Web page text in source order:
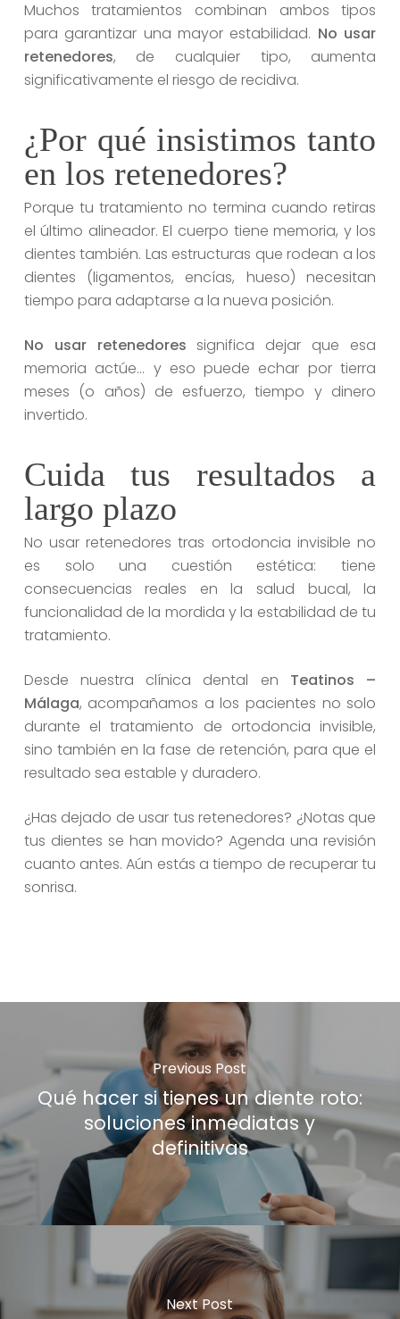
Muchos tratamientos combinan ambos tipos
para garantizar una mayor estabilidad. No usar
retenedores, de cualquier tipo, aumenta
significativamente el riesgo de recidiva.
¿Por qué insistimos tanto
en los retenedores?
Porque tu tratamiento no termina cuando retiras
el último alineador. El cuerpo tiene memoria, y los
dientes también. Las estructuras que rodean a los
dientes (ligamentos, encías, hueso) necesitan
tiempo para adaptarse a la nueva posición.
No usar retenedores significa dejar que esa
memoria actúe… y eso puede echar por tierra
meses (o años) de esfuerzo, tiempo y dinero
invertido.
Cuida tus resultados a
largo plazo
No usar retenedores tras ortodoncia invisible no
es solo una cuestión estética: tiene
consecuencias reales en la salud bucal, la
funcionalidad de la mordida y la estabilidad de tu
tratamiento.
Desde nuestra clínica dental en Teatinos –
Málaga, acompañamos a los pacientes no solo
durante el tratamiento de ortodoncia invisible,
sino también en la fase de retención, para que el
resultado sea estable y duradero.
¿Has dejado de usar tus retenedores? ¿Notas que
tus dientes se han movido? Agenda una revisión
cuanto antes. Aún estás a tiempo de recuperar tu
sonrisa.
Previous Post
Qué hacer si tienes un diente roto:
soluciones inmediatas y
definitivas
Next Post